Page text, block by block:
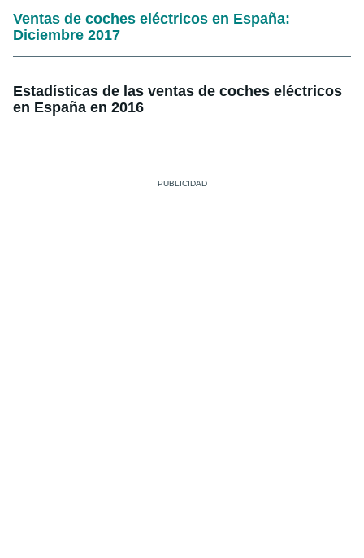
Ventas de coches eléctricos en España:
Diciembre 2017
Estadísticas de las ventas de coches eléctricos
en España en 2016